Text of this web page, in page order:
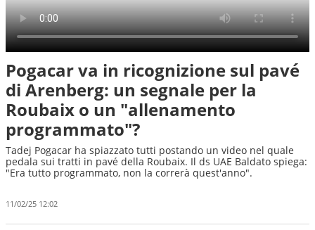
Pogacar va in ricognizione sul pavé
di Arenberg: un segnale per la
Roubaix o un "allenamento
programmato"?
Tadej Pogacar ha spiazzato tutti postando un video nel quale
pedala sui tratti in pavé della Roubaix. Il ds UAE Baldato spiega:
"Era tutto programmato, non la correrà quest'anno".
11/02/25 12:02